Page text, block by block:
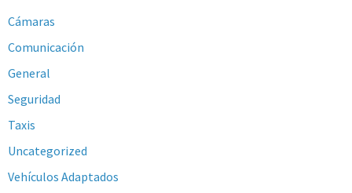
Cámaras
Comunicación
General
Seguridad
Taxis
Uncategorized
Vehículos Adaptados